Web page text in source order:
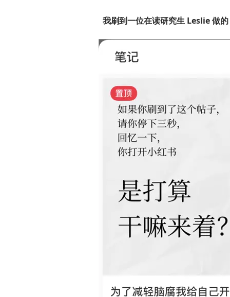
我刷到一位在读研究生 Leslie 做